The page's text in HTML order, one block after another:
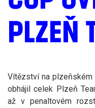
PLZEŇ
Vítězství na plzeňském
obhájil celek Plzeň
až v penaltovém